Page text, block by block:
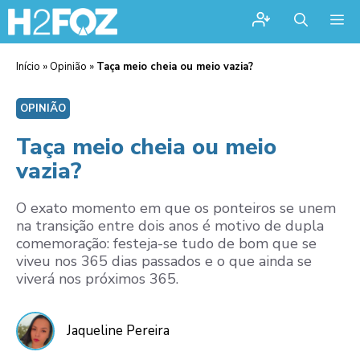
Início »Opinião » Taça meio cheia ou meio vazia?
OPINIÃO
Taça meio cheia ou meio
vazia?
O exato momento em que os ponteiros se unem
na transição entre dois anos é motivo de dupla
comemoração: festeja-se tudo de bom que se
viveu nos 365 dias passados e o que ainda se
viverá nos próximos 365.
Jaqueline Pereira